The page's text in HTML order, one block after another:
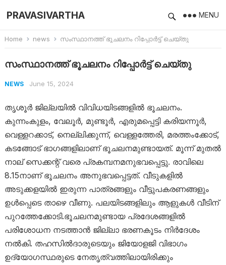
PRAVASIVARTHA MENU
Home news സംസ്ഥാനത്ത് ഭൂചലനം റിപ്പോർട്ട് ചെയ്തു
സംസ്ഥാനത്ത് ഭൂചലനം റിപ്പോർട്ട് ചെയ്തു
NEWS June 15, 2024
തൃശൂർ ജില്ലയിൽ വിവിധയിടങ്ങളിൽ ഭൂചലനം.
കുന്നംകുളം, വേലൂർ, മുണ്ടൂർ, എരുമപ്പെട്ടി കരിയന്നൂർ,
വെള്ളറക്കാട്, നെല്ലിക്കുന്ന്, വെള്ളത്തേരി, മരത്തംക്കോട്,
കടങ്ങോട് ഭാഗങ്ങളിലാണ് ഭൂചലനമുണ്ടായത്. മൂന്ന് മുതൽ
നാല് സെക്കന്റ് വരെ പ്രകമ്പനമനുഭവപ്പെട്ടു. രാവിലെ
8.15നാണ് ഭൂചലനം അനുഭവപ്പെട്ടത്. വീടുകളിൽ
അടുക്കളയിൽ ഇരുന്ന പാത്രങ്ങളും വീട്ടുപകരണങ്ങളും
ഉൾപ്പെടെ താഴെ വീണു. പലയിടങ്ങളിലും ആളുകൾ വീടിന്
പുറത്തേക്കോടി.ഭൂചലനമുണ്ടായ പ്രദേശങ്ങളിൽ
പരിശോധന നടത്താൻ ജില്ലാ ഭരണകൂടം നിർദേശം
നൽകി. തഹസിൽദാരുടെയും ജിയോളജി വിഭാഗം
ഉദ്യോഗസ്ഥരുടെ നേതൃത്വത്തിലായിരിക്കും